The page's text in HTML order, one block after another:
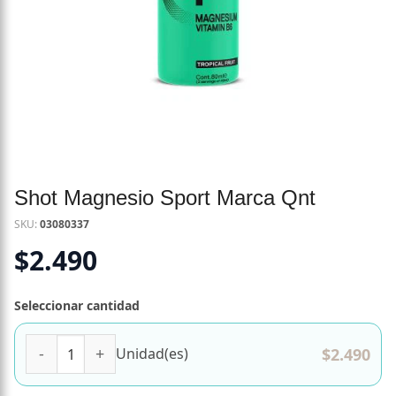
Shot Magnesio Sport Marca Qnt
SKU:03080337
$2.490
Seleccionar cantidad
Unidad(es) $2.490